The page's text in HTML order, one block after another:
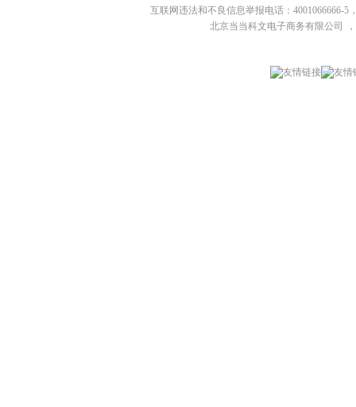
互联网违法和不良信息举报电话：4001066666-5
北京当当科文电子商务有限公司